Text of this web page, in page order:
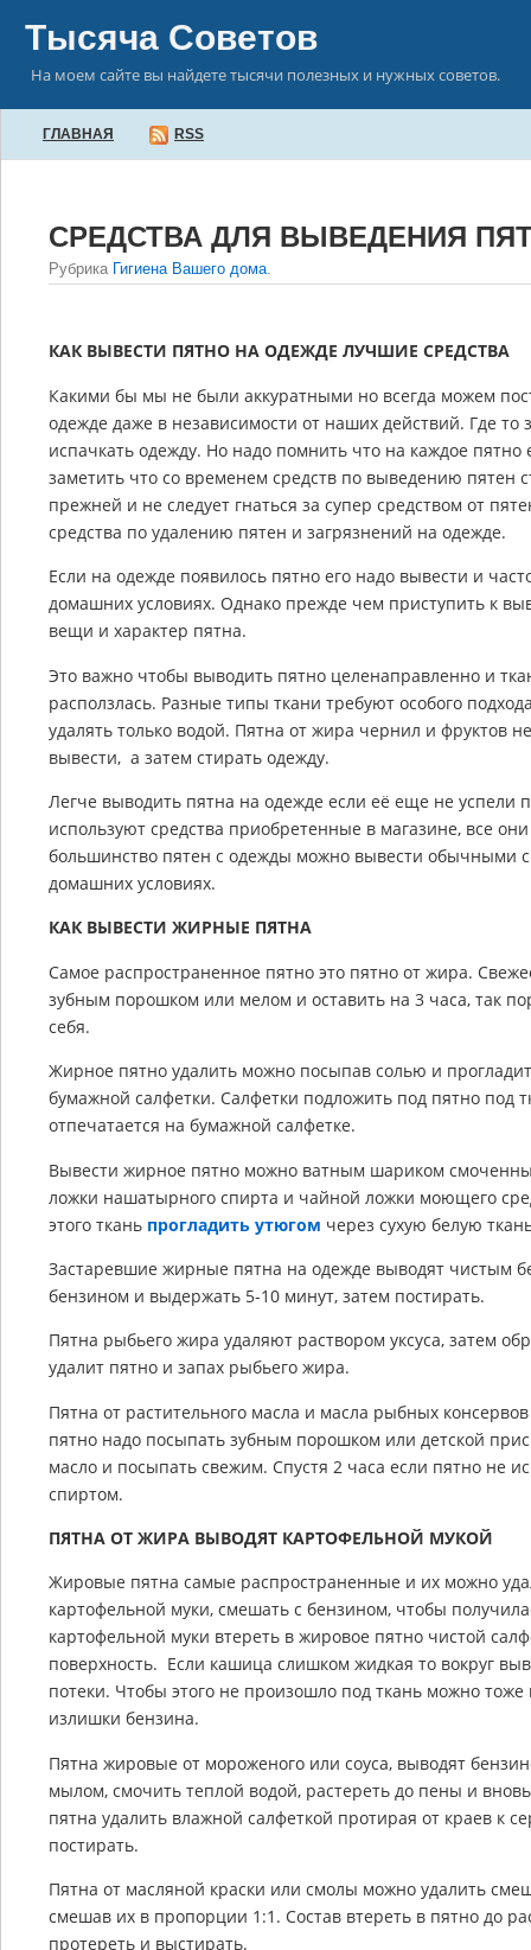
Тысяча Советов
На моем сайте вы найдете тысячи полезных и нужных советов.
ГЛАВНАЯ RSS
СРЕДСТВА ДЛЯ ВЫВЕДЕНИЯ
Рубрика Гигиена Вашего дома.
КАК ВЫВЕСТИ ПЯТНО НА ОДЕЖДЕ ЛУЧШИЕ СРЕДСТВА
Какими бы мы не были аккуратными но всегда можем
одежде даже в независимости от наших действий. Где
испачкать одежду. Но надо помнить что на каждое пятно
заметить что со временем средств по выведению пятен
прежней и не следует гнаться за супер средством от
средства по удалению пятен и загрязнений на одежде.
Если на одежде появилось пятно его надо вывести и
домашних условиях. Однако прежде чем приступить к
вещи и характер пятна.
Это важно чтобы выводить пятно целенаправленно и
расползлась. Разные типы ткани требуют особого
удалять только водой. Пятна от жира чернил и фруктов
вывести, а затем стирать одежду.
Легче выводить пятна на одежде если её еще не успели
используют средства приобретенные в магазине, все
большинство пятен с одежды можно вывести обычными
домашних условиях.
КАК ВЫВЕСТИ ЖИРНЫЕ ПЯТНА
Самое распространенное пятно это пятно от жира.
зубным порошком или мелом и оставить на 3 часа, так
себя.
Жирное пятно удалить можно посыпав солью и
бумажной салфетки. Салфетки подложить под пятно под
отпечатается на бумажной салфетке.
Вывести жирное пятно можно ватным шариком
ложки нашатырного спирта и чайной ложки моющего
этого ткань прогладить утюгом через сухую белую
Застаревшие жирные пятна на одежде выводят чистым
бензином и выдержать 5-10 минут, затем постирать.
Пятна рыбьего жира удаляют раствором уксуса, затем
удалит пятно и запах рыбьего жира.
Пятна от растительного масла и масла рыбных
пятно надо посыпать зубным порошком или детской
масло и посыпать свежим. Спустя 2 часа если пятно не
спиртом.
ПЯТНА ОТ ЖИРА ВЫВОДЯТ КАРТОФЕЛЬНОЙ МУКОЙ
Жировые пятна самые распространенные и их можно
картофельной муки, смешать с бензином, чтобы
картофельной муки втереть в жировое пятно чистой
поверхность. Если кашица слишком жидкая то вокруг
потеки. Чтобы этого не произошло под ткань можно тоже
излишки бензина.
Пятна жировые от мороженого или соуса, выводят
мылом, смочить теплой водой, растереть до пены и
пятна удалить влажной салфеткой протирая от краев к
постирать.
Пятна от масляной краски или смолы можно удалить
смешав их в пропорции 1:1. Состав втереть в пятно до
протереть и выстирать.